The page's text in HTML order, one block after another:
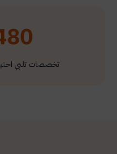
تخصصات تلبي